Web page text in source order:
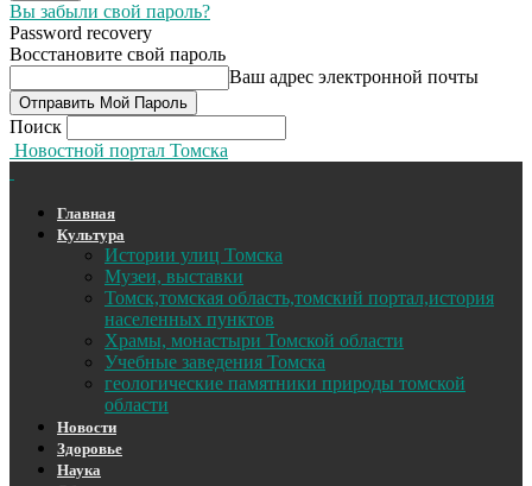
Вы забыли свой пароль?
Password recovery
Восстановите свой пароль
Ваш адрес электронной почты
Поиск
Новостной портал Томска
Главная
Культура
Истории улиц Томска
Музеи, выставки
Томск,томская область,томский портал,история
населенных пунктов
Храмы, монастыри Томской области
Учебные заведения Томска
геологические памятники природы томской
области
Новости
Здоровье
Наука